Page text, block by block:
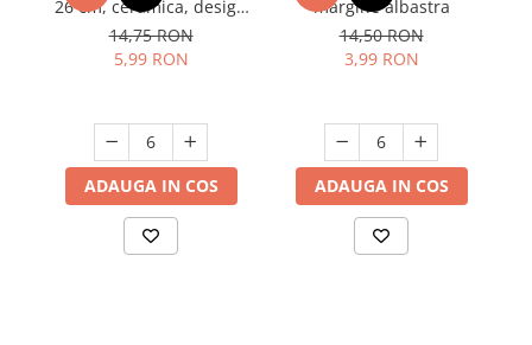
Suporturi si servetele
Tacamuri si seturi
Termosuri si cani termos
Tigai si seturi
Tirbusoane si dopuri
Suporturi si accesorii de baie
Uscatoare de rufe
26 cm, ceramica, design
modern, rezistenta, usor
de curatat
14,75 RON
5,99 RON
ADAUGA IN COS
margine albastra
14,50 RON
3,99 RON
ADAUGA IN COS